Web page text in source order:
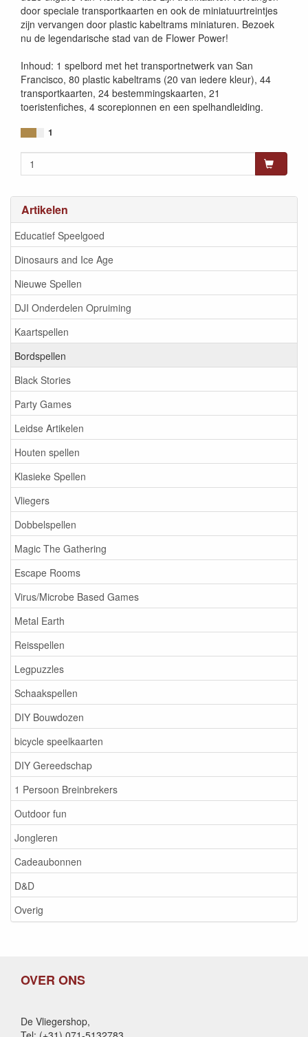
Artikelen
Educatief Speelgoed
Dinosaurs and Ice Age
Nieuwe Spellen
DJI Onderdelen Opruiming
Kaartspellen
Bordspellen
Black Stories
Party Games
Leidse Artikelen
Houten spellen
Klasieke Spellen
Vliegers
Dobbelspellen
Magic The Gathering
Escape Rooms
Virus/Microbe Based Games
Metal Earth
Reisspellen
Legpuzzles
Schaakspellen
DIY Bouwdozen
bicycle speelkaarten
DIY Gereedschap
1 Persoon Breinbrekers
Outdoor fun
Jongleren
Cadeaubonnen
D&D
Overig
door speciale transportkaarten en ook de miniatuurtreintjes
zijn vervangen door plastic kabeltrams miniaturen. Bezoek
nu de legendarische stad van de Flower Power!
Inhoud: 1 spelbord met het transportnetwerk van San
Francisco, 80 plastic kabeltrams (20 van iedere kleur), 44
transportkaarten, 24 bestemmingskaarten, 21
toeristenfiches, 4 scorepionnen en een spelhandleiding.
1
OVER ONS
De Vliegershop,